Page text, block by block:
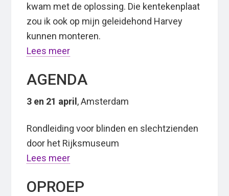
kwam met de oplossing. Die kentekenplaat
zou ik ook op mijn geleidehond Harvey
kunnen monteren.
Lees meer
AGENDA
3 en 21 april , Amsterdam
Rondleiding voor blinden en slechtzienden
door het Rijksmuseum
Lees meer
OPROEP